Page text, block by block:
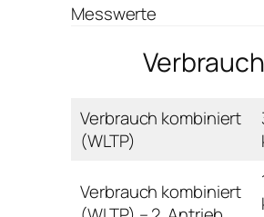
Messwerte
Verbrauch
Verbrauch kombiniert
(WLTP)
Verbrauch kombiniert